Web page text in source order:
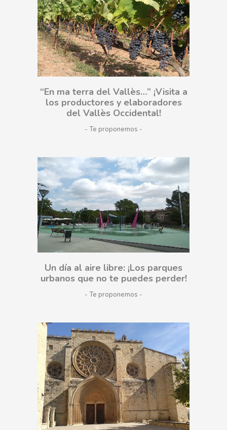
“En ma terra del Vallès…” ¡Visita a
los productores y elaboradores
del Vallès Occidental!
- Te proponemos
Un día al aire libre: ¡Los parques
urbanos que no te puedes perder!
- Te proponemos